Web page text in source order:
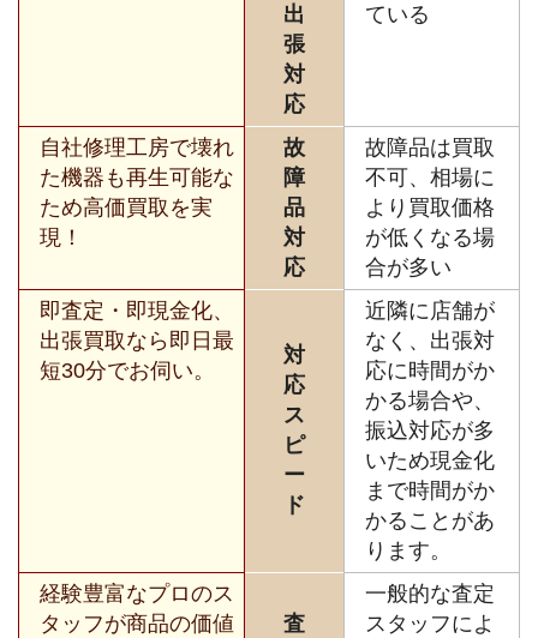
出
張
対
応
ている
自社修理工房で壊れ
た機器も再生可能な
ため高価買取を実
現！
故
障
品
対
応
故障品は買取
不可、相場に
より買取価格
が低くなる場
合が多い
即査定・即現金化、
出張買取なら即日最
短30分でお伺い。
対
応
ス
ピ
ー
ド
近隣に店舗が
なく、出張対
応に時間がか
かる場合や、
振込対応が多
いため現金化
まで時間がか
かることがあ
ります。
経験豊富なプロのス
タッフが商品の価値
査
一般的な査定
スタッフによ